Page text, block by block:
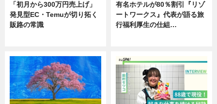
「初月から300万円売上げ」
発見型EC・Temuが切り拓く
販路の常識
有名ホテルが80％割引『リゾ
ートワークス』代表が語る旅
行福利厚生の仕組…